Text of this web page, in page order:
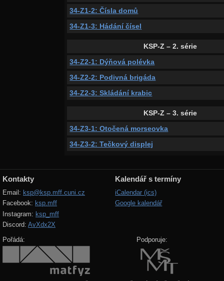
34-Z1-2: Čísla domů
34-Z1-3: Hádání čísel
KSP-Z – 2. série
34-Z2-1: Dýňová polévka
34-Z2-2: Podivná brigáda
34-Z2-3: Skládání krabic
KSP-Z – 3. série
34-Z3-1: Otočená morseovka
34-Z3-2: Tečkový displej
Kontakty
Email: ksp@ksp.mff.cuni.cz
Facebook: ksp.mff
Instagram: ksp_mff
Discord: AvXdx2X
Kalendář s termíny
iCalendar (ics)
Google kalendář
Pořádá: Podporuje: